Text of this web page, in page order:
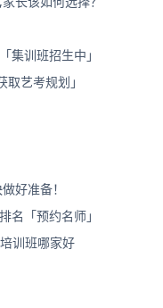
集训班招生中」
艺考规划」
好准备！
名「预约名师」
训班哪家好